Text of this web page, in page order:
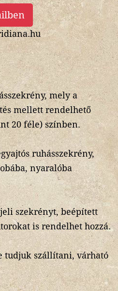
mely a
mellett rendelhető
20 féle) színben.
ruhásszekrény,
nyaralóba
szekrényt, beépített
is rendelhet hozzá.
tudjuk szállítani, várható